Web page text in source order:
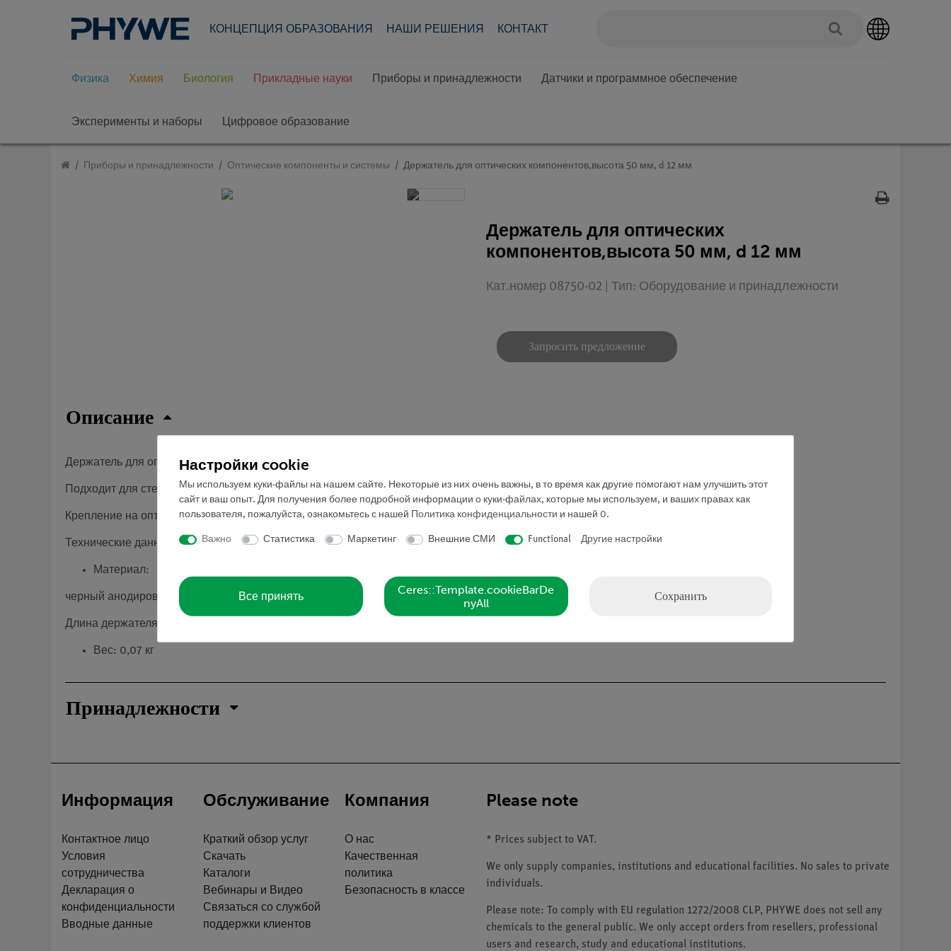
КОНЦЕПЦИЯ ОБРАЗОВАНИЯ НАШИ РЕШЕНИЯ КОНТАКТ
Физика Химия Биология Прикладные науки Приборы и принадлежности Датчики и программное обеспечение
Эксперименты и наборы Цифровое образование
Приборы и принадлежности Оптические компоненты и системы Держатель для оптических компонентов,высота 50 мм, d 12 мм
Держатель для оптических
компонентов,высота 50 мм, d 12 мм
Кат.номер 08750-02 | Тип: Оборудование и принадлежности
Запросить предложение
Описание
Держатель для оптических компонентов .
Подходит для стержней диаметром 12 мм.
Крепление на оптической плите с помощью зажима (08750-07).
Технические данные:
Материал:
черный анодированный алюминий
Длина держателя: 62 мм
Вес: 0,07 кг
Принадлежности
Информация
Контактное лицо
Условия
сотрудничества
Декларация о
конфиденциальности
Вводные данные
Обслуживание
Краткий обзор услуг
Скачать
Каталоги
Вебинары и Видео
Связаться со службой
поддержки клиентов
Компания
О нас
Качественная
политика
Безопасность в классе
Please note
* Prices subject to VAT.
We only supply companies, institutions and educational facilities. No sales to private
individuals.
Please note: To comply with EU regulation 1272/2008 CLP, PHYWE does not sell any
chemicals to the general public. We only accept orders from resellers, professional
users and research, study and educational institutions.
Настройки cookie
Мы используем куки-файлы на нашем сайте. Некоторые из них очень важны, в то время как другие помогают нам улучшить этот
сайт и ваш опыт. Для получения более подробной информации о куки-файлах, которые мы используем, и ваших правах как
пользователя, пожалуйста, ознакомьтесь с нашей
Политика конфиденциальности и нашей 0.
Важно Статистика Маркетинг Внешние СМИ Functional Другие настройки
Все принять
Ceres::Template.cookieBarDe
nyAll
Сохранить